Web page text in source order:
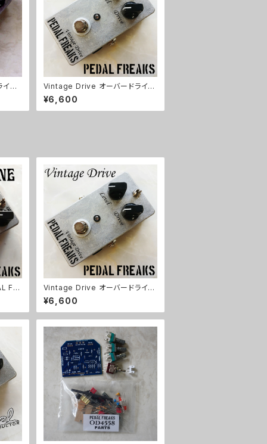
ブ
Vintage Drive オーバードライブ
キット【PEDAL FREAKS】
¥6,600
FR
Vintage Drive オーバードライブ
キット【PEDAL FREAKS】
¥6,600